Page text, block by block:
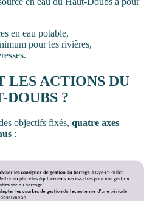
en eau potable,
pour les rivières,
LES ACTIONS DU
DOUBS ?
objectifs fixés, quatre axes
: